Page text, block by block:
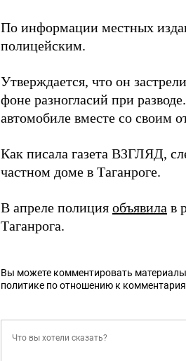
По информации местных
полицейским.
Утверждается, что он
фоне разногласий при
автомобиле вместе со своим
Как писала газета ВЗГЛЯД,
частном доме в Таганроге.
В апреле полиция объявила в
Таганрога.
Вы можете комментировать
политике по отношению к